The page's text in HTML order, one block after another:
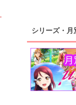
桜内梨子
上原歩夢
シリーズ・月